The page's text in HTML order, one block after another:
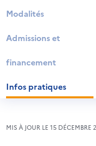
Modalités
Admissions et
financement
Infos pratiques
MIS À JOUR LE 15 DÉCEMBRE